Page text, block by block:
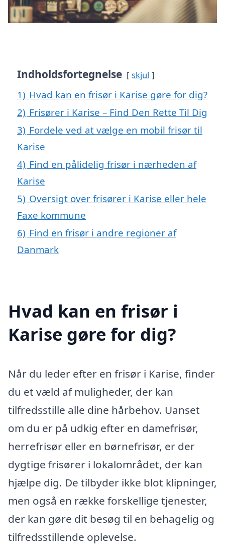
Indholdsfortegnelse skjul
1) Hvad kan en frisør i Karise gøre for dig?
2) Frisører i Karise – Find Den Rette Til Dig
3) Fordele ved at vælge en mobil frisør til
Karise
4) Find en pålidelig frisør i nærheden af
Karise
5) Oversigt over frisører i Karise eller hele
Faxe kommune
6) Find en frisør i andre regioner af
Danmark
Hvad kan en frisør i
Karise gøre for dig?
Når du leder efter en frisør i Karise, finder
du et væld af muligheder, der kan
tilfredsstille alle dine hårbehov. Uanset
om du er på udkig efter en damefrisør,
herrefrisør eller en børnefrisør, er der
dygtige frisører i lokalområdet, der kan
hjælpe dig. De tilbyder ikke blot klipninger,
men også en række forskellige tjenester,
der kan gøre dit besøg til en behagelig og
tilfredsstillende oplevelse.